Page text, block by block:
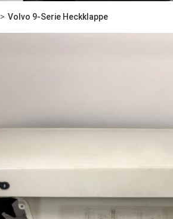
Volvo 9-Serie Heckklappe